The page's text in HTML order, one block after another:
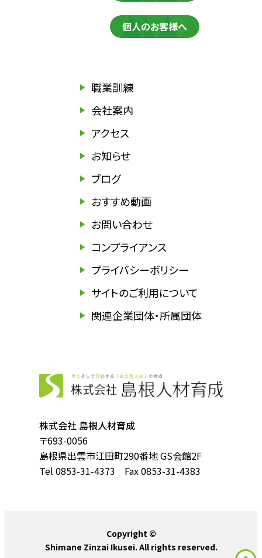
株式会社 島根人材育成
〒693-0056
島根県出雲市江田町290番地 GS会館2F
Tel 0853-31-4373 Fax 0853-31-4383
個人のお客様へ
職業訓練
会社案内
アクセス
お知らせ
ブログ
おすすめ動画
お問い合わせ
コンプライアンス
プライバシーポリシー
サイトのご利用について
関連企業団体・所属団体
Copyright ©
Shimane Zinzai Ikusei. All rights reserved.